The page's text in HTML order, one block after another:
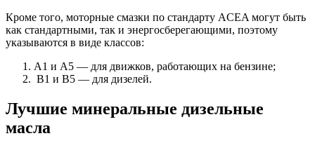
Кроме того, моторные смазки по стандарту ACEA могут быть
как стандартными, так и энергосберегающими, поэтому
указываются в виде классов:
A1 и A5 — для движков, работающих на бензине;
B1 и B5 — для дизелей.
Лучшие минеральные дизельные
масла